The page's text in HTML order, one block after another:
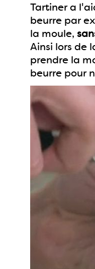
Tartiner a
beurre par
la moule,
Ainsi lors de
prendre la
beurre pour